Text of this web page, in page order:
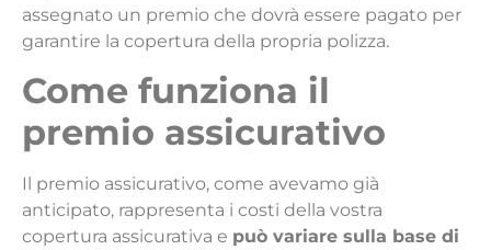
assegnato un premio che dovrà essere pagato per
garantire la copertura della propria polizza.
Come funziona il
premio assicurativo
Il premio assicurativo, come avevamo già
anticipato, rappresenta i costi della vostra
copertura assicurativa e può variare sulla base di